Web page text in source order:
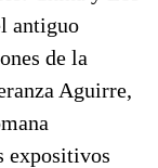
antiguo
de la
Aguirre,
expositivos